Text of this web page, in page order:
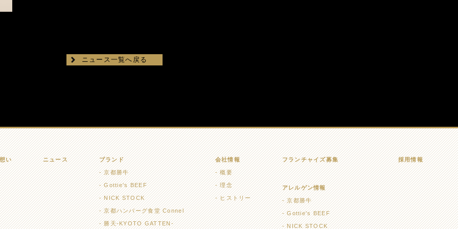
ニュース一覧へ戻る
い ニュース ブランド
京都勝牛
Gottie's BEEF
NICK STOCK
京都ハンバーグ食堂 Connel
勝天-KYOTO GATTEN-
会社情報
概要
理念
ヒストリー
フランチャイズ募集
アレルゲン情報
京都勝牛
Gottie's BEEF
NICK STOCK
採用情報